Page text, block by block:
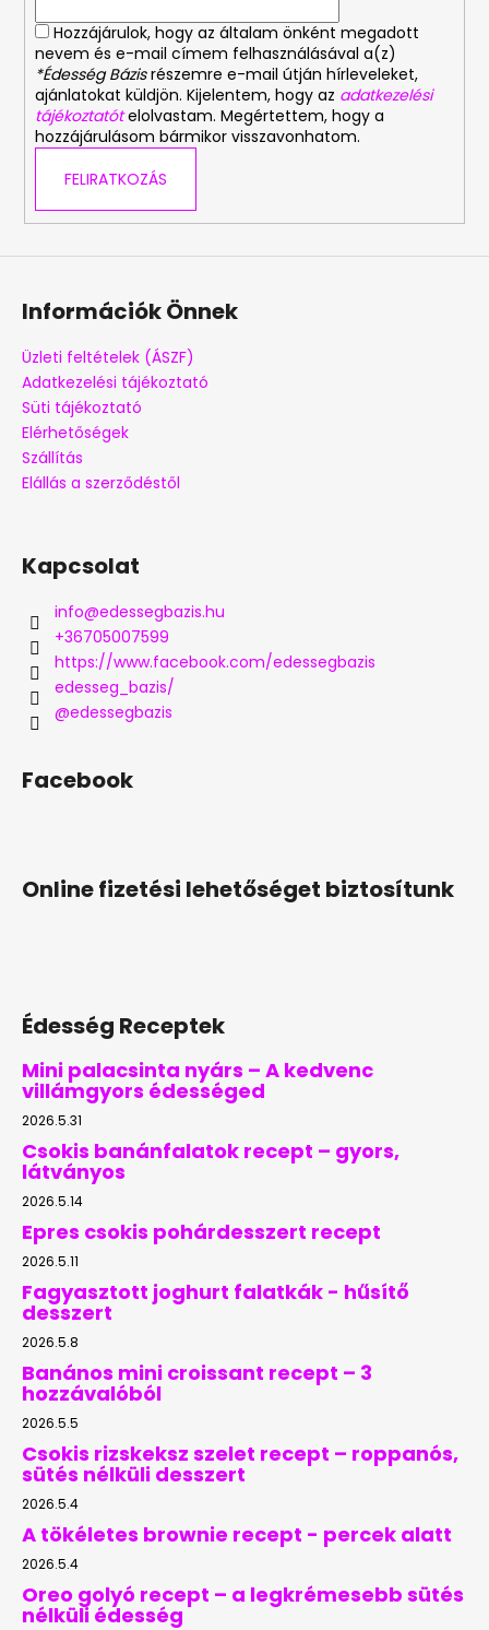
Hozzájárulok, hogy az általam önként megadott
nevem és e-mail címem felhasználásával a(z)
*Édesség Bázisrészemre e-mail útján hírleveleket,
ajánlatokat küldjön. Kijelentem, hogy az adatkezelési
tájékoztatót elolvastam. Megértettem, hogy a
hozzájárulásom bármikor visszavonhatom.
FELIRATKOZÁS
Információk Önnek
Üzleti feltételek (ÁSZF)
Adatkezelési tájékoztató
Süti tájékoztató
Elérhetőségek
Szállítás
Elállás a szerződéstől
Kapcsolat
info@edessegbazis.hu
+36705007599
https://www.facebook.com/edessegbazis
edesseg_bazis/
@edessegbazis
Facebook
Online fizetési lehetőséget biztosítunk
Édesség Receptek
Mini palacsinta nyárs – A kedvenc
villámgyors édességed
2026.5.31
Csokis banánfalatok recept – gyors,
látványos
2026.5.14
Epres csokis pohárdesszert recept
2026.5.11
Fagyasztott joghurt falatkák - hűsítő
desszert
2026.5.8
Banános mini croissant recept – 3
hozzávalóból
2026.5.5
Csokis rizskeksz szelet recept – roppanós,
sütés nélküli desszert
2026.5.4
A tökéletes brownie recept - percek alatt
2026.5.4
Oreo golyó recept – a legkrémesebb sütés
nélküli édesség